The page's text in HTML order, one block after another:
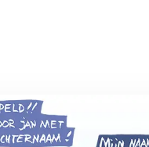
boeken? Let op de spelling!